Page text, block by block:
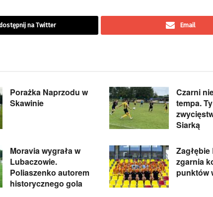
na Twitter Email
Porażka Naprzodu w
Skawinie
Czarni
tempa.
Siarką
Moravia wygrała w
Lubaczowie.
Poliaszenko autorem
historycznego gola
zgarnia
punktów